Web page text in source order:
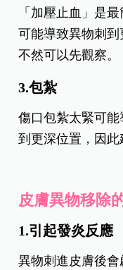
「加壓止血」是
可能導致異物刺到
不然可以先觀察。
3.包紮
傷口包紮太緊可
到更深位置，因此
皮膚異物移除
1.引起發炎反應
異物刺進皮膚後